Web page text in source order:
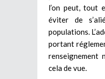
l’on peut, tout
éviter de
populations.
portant
renseignement
cela de vue.